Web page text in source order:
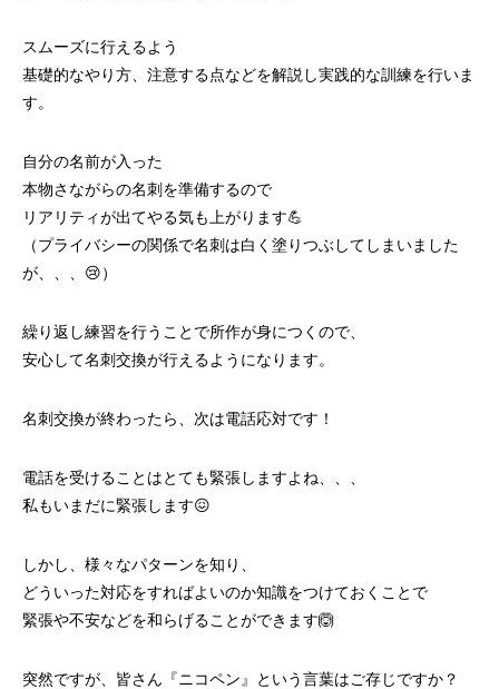
スムーズに行えるよう
基礎的なやり方、注意する点などを解説し実践的な訓練を行いま
す。
自分の名前が入った
本物さながらの名刺を準備するので
リアリティが出てやる気も上がります💪
（プライバシーの関係で名刺は白く塗りつぶしてしまいました
が、、、😢）
繰り返し練習を行うことで所作が身につくので、
安心して名刺交換が行えるようになります。
名刺交換が終わったら、次は電話応対です！
電話を受けることはとても緊張しますよね、、、
私もいまだに緊張します😖
しかし、様々なパターンを知り、
どういった対応をすればよいのか知識をつけておくことで
緊張や不安などを和らげることができます🙆
突然ですが、皆さん『ニコペン』という言葉はご存じですか？